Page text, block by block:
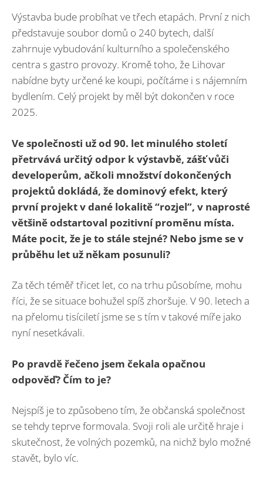
Výstavba bude probíhat ve třech etapách. První z nich
představuje soubor domů o 240 bytech, další
zahrnuje vybudování kulturního a společenského
centra s gastro provozy. Kromě toho, že Lihovar
nabídne byty určené ke koupi, počítáme i s nájemním
bydlením. Celý projekt by měl být dokončen v roce
2025.
Ve společnosti už od 90. let minulého století
přetrvává určitý odpor k výstavbě, zášť vůči
developerům, ačkoli množství dokončených
projektů dokládá, že dominový efekt, který
první projekt v dané lokalitě “rozjel”, v naprosté
většině odstartoval pozitivní proměnu místa.
Máte pocit, že je to stále stejné? Nebo jsme se v
průběhu let už někam posunuli?
Za těch téměř třicet let, co na trhu působíme, mohu
říci, že se situace bohužel spíš zhoršuje. V 90. letech a
na přelomu tisíciletí jsme se s tím v takové míře jako
nyní nesetkávali.
Po pravdě řečeno jsem čekala opačnou
odpověď? Čím to je?
Nejspíš je to způsobeno tím, že občanská společnost
se tehdy teprve formovala. Svoji roli ale určitě hraje i
skutečnost, že volných pozemků, na nichž bylo možné
stavět, bylo víc.